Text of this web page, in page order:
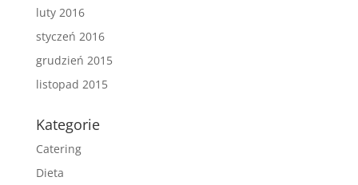
luty 2016
styczeń 2016
grudzień 2015
listopad 2015
Kategorie
Catering
Dieta